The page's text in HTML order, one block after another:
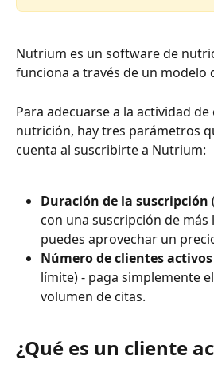
Nutrium es un software de
funciona a través de un modelo
Para adecuarse a la actividad
nutrición, hay tres parámetros
cuenta al suscribirte a Nutrium:
Duración de la suscripción
con una suscripción de más
puedes aprovechar un
Número de clientes
límite) - paga simplemente
volumen de citas.
¿Qué es un cliente